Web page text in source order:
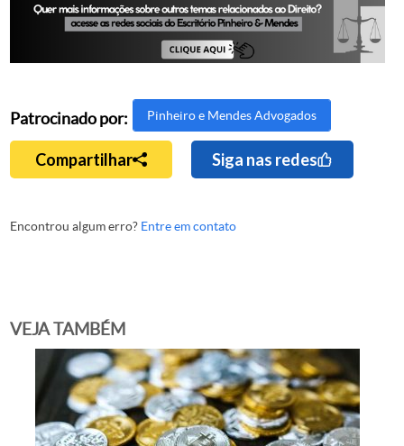
Patrocinado por: Pinheiro e Mendes Advogados
Compartilhar Siga nas redes
Encontrou algum erro? Entre em contato
VEJA TAMBÉM